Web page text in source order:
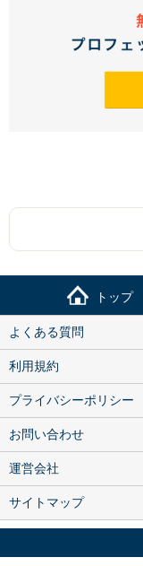
トップ
よくある質問
利用規約
プライバシーポリシー
お問い合わせ
運営会社
サイトマップ